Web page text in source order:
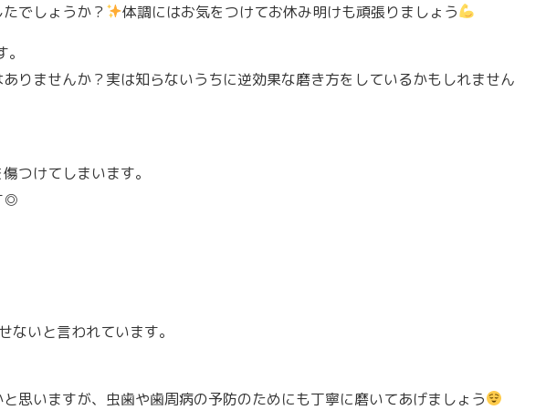
でしょうか？
体調にはお気をつけてお休み明けも頑張りましょう
りませんか？実は知らないうちに逆効果な磨き方をしているかもしれません
つけてしまいます。
◎
いと言われています。
思いますが、虫歯や歯周病の予防のためにも丁寧に磨いてあげましょう